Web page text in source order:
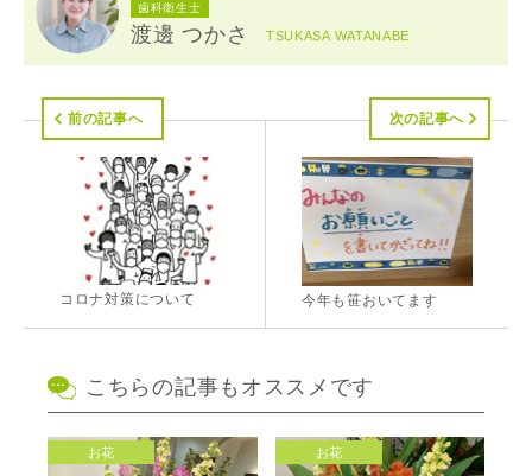
歯科衛生士
渡邊 つかさ TSUKASA WATANABE
前の記事へ
コロナ対策について
次の記事へ
今年も笹おいてます
こちらの記事もオススメです
お花 お花